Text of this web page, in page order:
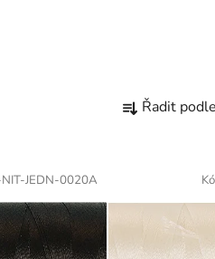
a
í
Řadit
JEDN-0020A